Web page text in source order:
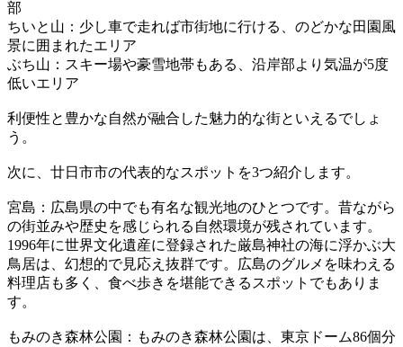
部
ちいと山：少し車で走れば市街地に行ける、のどかな田園風
景に囲まれたエリア
ぶち山：スキー場や豪雪地帯もある、沿岸部より気温が5度
低いエリア
利便性と豊かな自然が融合した魅力的な街といえるでしょ
う。
次に、廿日市市の代表的なスポットを3つ紹介します。
宮島：広島県の中でも有名な観光地のひとつです。昔ながら
の街並みや歴史を感じられる自然環境が残されています。
1996年に世界文化遺産に登録された厳島神社の海に浮かぶ大
鳥居は、幻想的で見応え抜群です。広島のグルメを味わえる
料理店も多く、食べ歩きを堪能できるスポットでもありま
す。
もみのき森林公園：もみのき森林公園は、東京ドーム86個分